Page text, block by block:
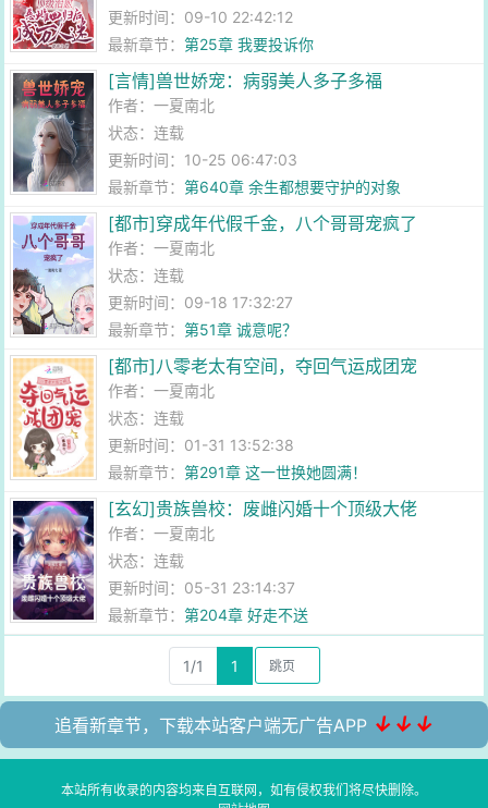
更新时间：09-10 22:42:12
最新章节：第25章 我要投诉你
[言情]兽世娇宠：病弱美人多子多福
作者：一夏南北
状态：连载
更新时间：10-25 06:47:03
最新章节：第640章 余生都想要守护的对象
[都市]穿成年代假千金，八个哥哥宠疯了
作者：一夏南北
状态：连载
更新时间：09-18 17:32:27
最新章节：第51章 诚意呢？
[都市]八零老太有空间，夺回气运成团宠
作者：一夏南北
状态：连载
更新时间：01-31 13:52:38
最新章节：第291章 这一世换她圆满！
[玄幻]贵族兽校：废雌闪婚十个顶级大佬
作者：一夏南北
状态：连载
更新时间：05-31 23:14:37
最新章节：第204章 好走不送
1/1 1
追看新章节，下载本站客户端无广告APP ↓↓↓
本站所有收录的内容均来自互联网，如有侵权我们将尽快删除。